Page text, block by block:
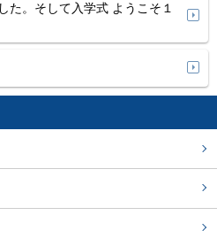
た。そして入学式 ようこそ１